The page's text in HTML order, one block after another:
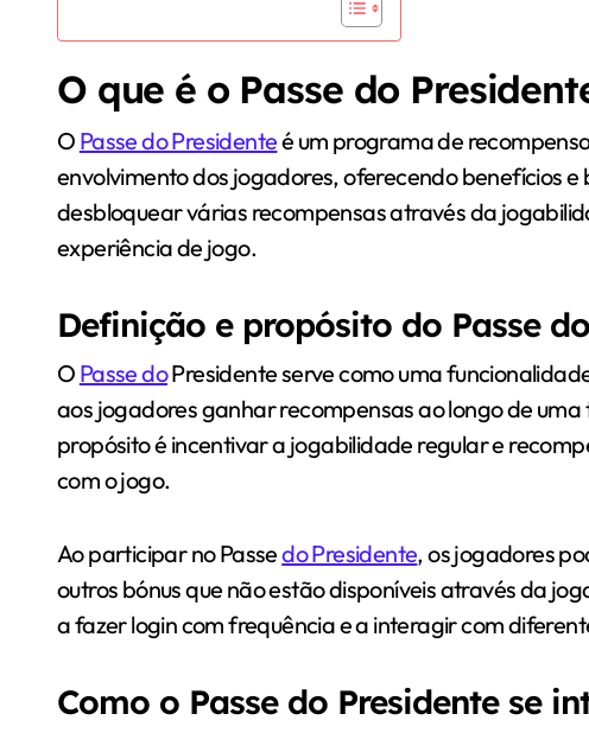
O que é o Passe do
O Passe do Presidenteé um programa de
envolvimento dos jogadores, oferecendo benefícios
desbloquear várias recompensas através da
experiência de jogo.
Definição e propósito do Passe
O Passe doPresidente serve como uma
aos jogadores ganhar recompensas ao longo de
propósito é incentivar a jogabilidade regular e
com o jogo.
Ao participar no Passedo Presidente, os jogadores
outros bónus que não estão disponíveis através da
a fazer login com frequência e a interagir com
Como o Passe do Presidente se